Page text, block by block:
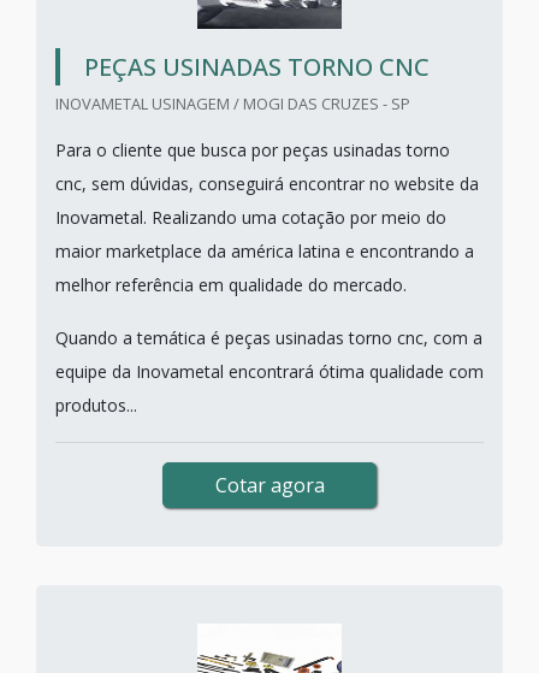
PEÇAS USINADAS TORNO CNC
INOVAMETAL USINAGEM / MOGI DAS CRUZES - SP
Para o cliente que busca por peças usinadas torno
cnc, sem dúvidas, conseguirá encontrar no website da
Inovametal. Realizando uma cotação por meio do
maior marketplace da américa latina e encontrando a
melhor referência em qualidade do mercado.
Quando a temática é peças usinadas torno cnc, com a
equipe da Inovametal encontrará ótima qualidade com
produtos...
Cotar agora